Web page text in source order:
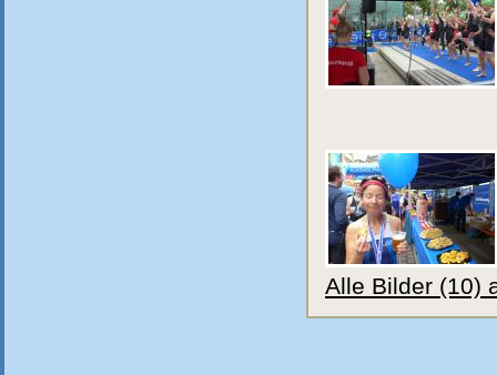
Alle Bilder (10)